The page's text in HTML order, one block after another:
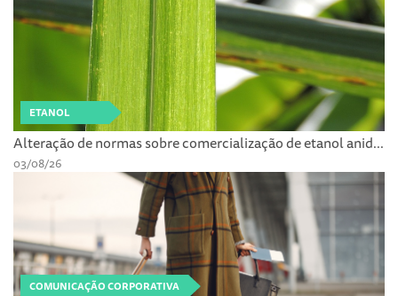
ETANOL
Alteração de normas sobre comercialização de etanol anid...
03/08/26
COMUNICAÇÃO CORPORATIVA